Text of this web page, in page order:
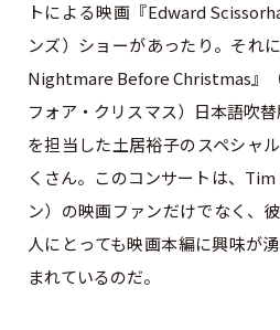
トによる映画『Edward
ンズ）ショーがあったり。それ
Nightmare Before Christmas』
フォア・クリスマス）日本語吹
を担当した土居裕子のスペシャ
くさん。このコンサートは、
ン）の映画ファンだけでなく、
人にとっても映画本編に興味が
まれているのだ。